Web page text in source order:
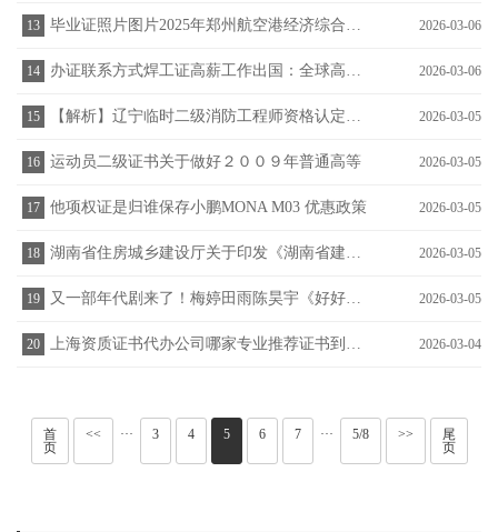
13 毕业证照片图片2025年郑州航空港经济综合实验区招聘治安巡防 2026-03-06
14 办证联系方式焊工证高薪工作出国：全球高薪务工机会的真相、路径 2026-03-06
15 【解析】辽宁临时二级消防工程师资格认定注册公告—工程师证 2026-03-05
16 运动员二级证书关于做好２００９年普通高等 2026-03-05
17 他项权证是归谁保存小鹏MONA M03 优惠政策 2026-03-05
18 湖南省住房城乡建设厅关于印发《湖南省建设工程施工项目部和现场 2026-03-05
19 又一部年代剧来了！梅婷田雨陈昊宇《好好的时光》2月23日开播 2026-03-05
20 上海资质证书代办公司哪家专业推荐证书到手才算放心_ 2026-03-04
首
页
<< ··· 3 4 5 6 7 ··· 5/8 >>
尾
页